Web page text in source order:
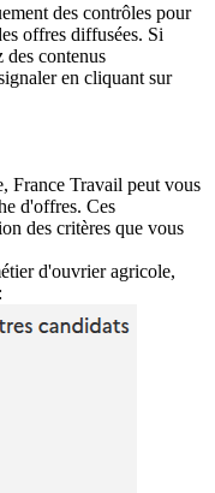
des contrôles pour
offres diffusées. Si
des contenus
en cliquant sur
France Travail peut vous
d'offres. Ces
des critères que vous
d'ouvrier agricole,